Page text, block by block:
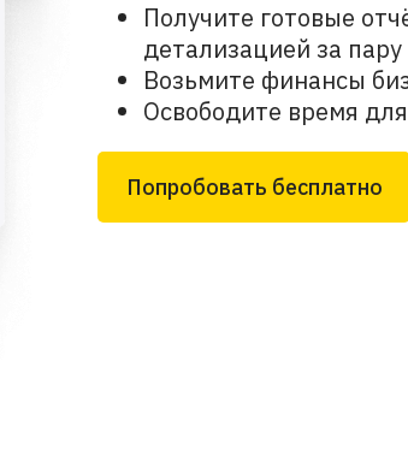
Получите готовые
детализацией за
Возьмите финансы
Освободите время
Попробовать бесплатно